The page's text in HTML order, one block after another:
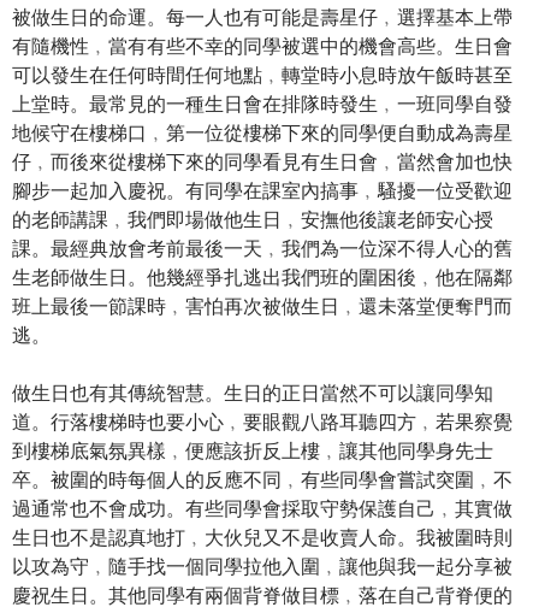
被做生日的命運。每一人也有可能是壽星仔﹐選擇基本上帶
有隨機性﹐當有有些不幸的同學被選中的機會高些。生日會
可以發生在任何時間任何地點﹐轉堂時小息時放午飯時甚至
上堂時。最常見的一種生日會在排隊時發生﹐一班同學自發
地候守在樓梯口﹐第一位從樓梯下來的同學便自動成為壽星
仔﹐而後來從樓梯下來的同學看見有生日會﹐當然會加也快
腳步一起加入慶祝。有同學在課室內搞事﹐騷擾一位受歡迎
的老師講課﹐我們即場做他生日﹐安撫他後讓老師安心授
課。最經典放會考前最後一天﹐我們為一位深不得人心的舊
生老師做生日。他幾經爭扎逃出我們班的圍困後﹐他在隔鄰
班上最後一節課時﹐害怕再次被做生日﹐還未落堂便奪門而
逃。
做生日也有其傳統智慧。生日的正日當然不可以讓同學知
道。行落樓梯時也要小心﹐要眼觀八路耳聽四方﹐若果察覺
到樓梯底氣氛異樣﹐便應該折反上樓﹐讓其他同學身先士
卒。被圍的時每個人的反應不同﹐有些同學會嘗試突圍﹐不
過通常也不會成功。有些同學會採取守勢保護自己﹐其實做
生日也不是認真地打﹐大伙兒又不是收賣人命。我被圍時則
以攻為守﹐隨手找一個同學拉他入圍﹐讓他與我一起分享被
慶祝生日。其他同學有兩個背脊做目標﹐落在自己背脊便的